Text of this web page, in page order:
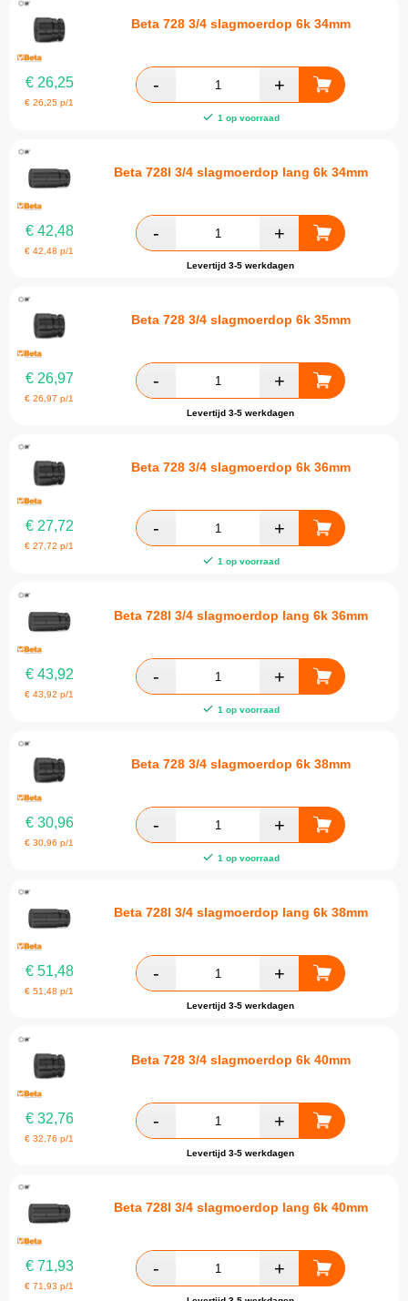
Beta 728 3/4 slagmoerdop 6k 34mm
€26,25
€26,25 p/1
1 op voorraad
Beta 728l 3/4 slagmoerdop lang 6k 34mm
€42,48
€42,48 p/1
Levertijd 3-5 werkdagen
Beta 728 3/4 slagmoerdop 6k 35mm
€26,97
€26,97 p/1
Levertijd 3-5 werkdagen
Beta 728 3/4 slagmoerdop 6k 36mm
€27,72
€27,72 p/1
1 op voorraad
Beta 728l 3/4 slagmoerdop lang 6k 36mm
€43,92
€43,92 p/1
1 op voorraad
Beta 728 3/4 slagmoerdop 6k 38mm
€30,96
€30,96 p/1
1 op voorraad
Beta 728l 3/4 slagmoerdop lang 6k 38mm
€51,48
€51,48 p/1
Levertijd 3-5 werkdagen
Beta 728 3/4 slagmoerdop 6k 40mm
€32,76
€32,76 p/1
Levertijd 3-5 werkdagen
Beta 728l 3/4 slagmoerdop lang 6k 40mm
€71,93
€71,93 p/1